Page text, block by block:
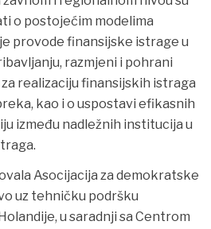
o postojećim modelima
provode finansijske istrage u
razmjeni i pohrani
realizaciju finansijskih istraga
kao i o uspostavi efikasnih
između nadležnih institucija u
Asocijacija za demokratske
uz tehničku podršku
u saradnji sa Centrom